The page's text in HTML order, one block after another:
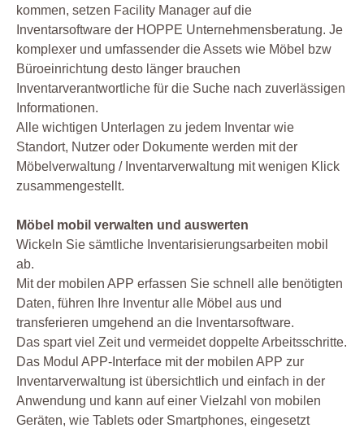
kommen, setzen Facility Manager auf die
Inventarsoftware der HOPPE Unternehmensberatung. Je
komplexer und umfassender die Assets wie Möbel bzw
Büroeinrichtung desto länger brauchen
Inventarverantwortliche für die Suche nach zuverlässigen
Informationen.
Alle wichtigen Unterlagen zu jedem Inventar wie
Standort, Nutzer oder Dokumente werden mit der
Möbelverwaltung / Inventarverwaltung mit wenigen Klick
zusammengestellt.
Möbel mobil verwalten und auswerten
Wickeln Sie sämtliche Inventarisierungsarbeiten mobil
ab.
Mit der mobilen APP erfassen Sie schnell alle benötigten
Daten, führen Ihre Inventur alle Möbel aus und
transferieren umgehend an die Inventarsoftware.
Das spart viel Zeit und vermeidet doppelte Arbeitsschritte.
Das Modul APP-Interface mit der mobilen APP zur
Inventarverwaltung ist übersichtlich und einfach in der
Anwendung und kann auf einer Vielzahl von mobilen
Geräten, wie Tablets oder Smartphones, eingesetzt